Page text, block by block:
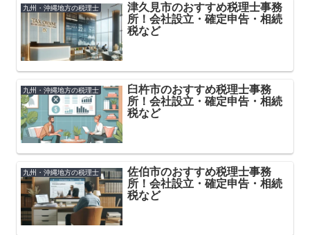
九州・沖縄地方の税理士
津久見市のおすすめ税理士事務
所！会社設立・確定申告・相続
税など
九州・沖縄地方の税理士
臼杵市のおすすめ税理士事務
所！会社設立・確定申告・相続
税など
九州・沖縄地方の税理士
佐伯市のおすすめ税理士事務
所！会社設立・確定申告・相続
税など